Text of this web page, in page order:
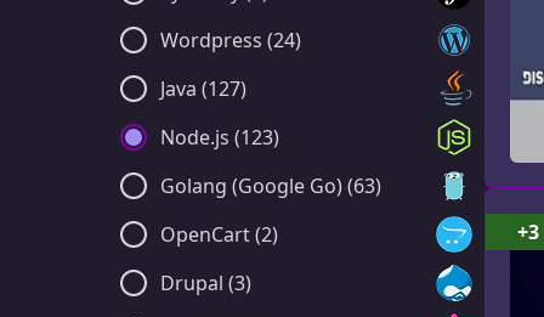
Wordpress (24)
Java (127)
Node.js (123)
Golang (Google Go) (63)
OpenCart (2)
Drupal (3)
+3